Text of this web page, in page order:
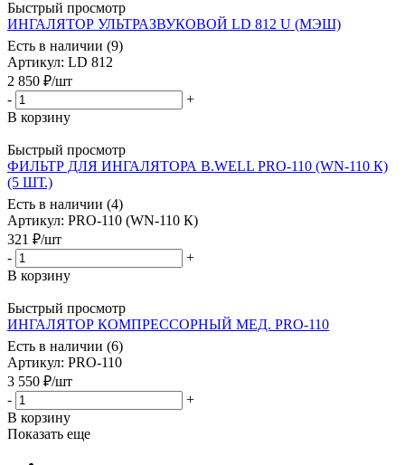
Быстрый просмотр
ИНГАЛЯТОР УЛЬТРАЗВУКОВОЙ LD 812 U (МЭШ)
Есть в наличии (9)
Артикул: LD 812
2 850 ₽/шт
-
+
В корзину
Быстрый просмотр
ФИЛЬТР ДЛЯ ИНГАЛЯТОРА B.WELL PRO-110 (WN-110 К)
(5 ШТ.)
Есть в наличии (4)
Артикул: PRO-110 (WN-110 К)
321 ₽/шт
-
+
В корзину
Быстрый просмотр
ИНГАЛЯТОР КОМПРЕССОРНЫЙ МЕД. PRO-110
Есть в наличии (6)
Артикул: PRO-110
3 550 ₽/шт
-
+
В корзину
Показать еще